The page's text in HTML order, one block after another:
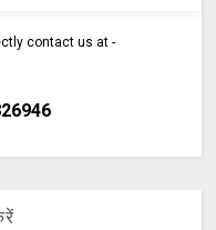
contact us at -